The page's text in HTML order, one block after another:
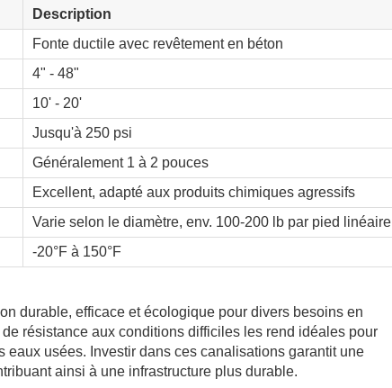
Description
Fonte ductile avec revêtement en béton
4" - 48"
10' - 20'
Jusqu'à 250 psi
Généralement 1 à 2 pouces
Excellent, adapté aux produits chimiques agressifs
Varie selon le diamètre, env. 100-200 lb par pied linéaire
-20°F à 150°F
durable, efficace et écologique pour divers besoins en
résistance aux conditions difficiles les rend idéales pour
usées. Investir dans ces canalisations garantit une
ainsi à une infrastructure plus durable.